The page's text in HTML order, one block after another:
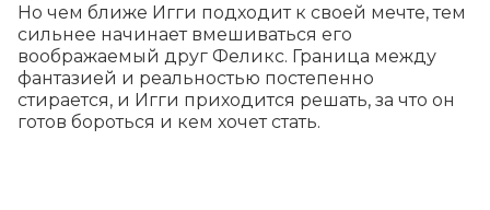
Но чем ближе Игги подходит к своей мечте, тем
сильнее начинает вмешиваться его
воображаемый друг Феликс. Граница между
фантазией и реальностью постепенно
стирается, и Игги приходится решать, за что он
готов бороться и кем хочет стать.